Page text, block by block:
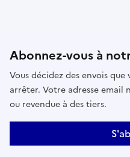
Abonnez-vous à
Vous décidez des envois
arrêter. Votre adresse email
ou revendue à des tiers.